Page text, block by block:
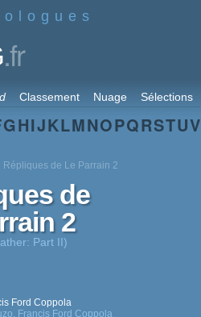
.fr
Classement Nuage Sélections
GHIJKLMNOPQRSTUV
Répliques de Le Parrain 2
de
2
Part II)
Ford Coppola
, Francis Ford Coppola